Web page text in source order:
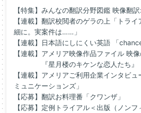
【特集】みんなの翻訳分野図鑑 映像翻
【連載】翻訳校閲者のゲラの上「トラ
細に。実案件は……」
【連載】日本語にしにくい英語 「
【連載】アメリア映像作品ファイル 映
『星月楼のキケンな恋人たち』（
【連載】アメリアご利用企業インタビ
ミュニケーションズ」
【応募】翻訳お料理番「クワンザ」
【応募】定例トライアル＜出版（ノン